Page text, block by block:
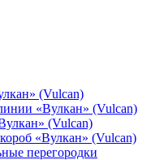
(Vulcan)
«Вулкан» (Vulcan)
(Vulcan)
«Вулкан» (Vulcan)
перегородки